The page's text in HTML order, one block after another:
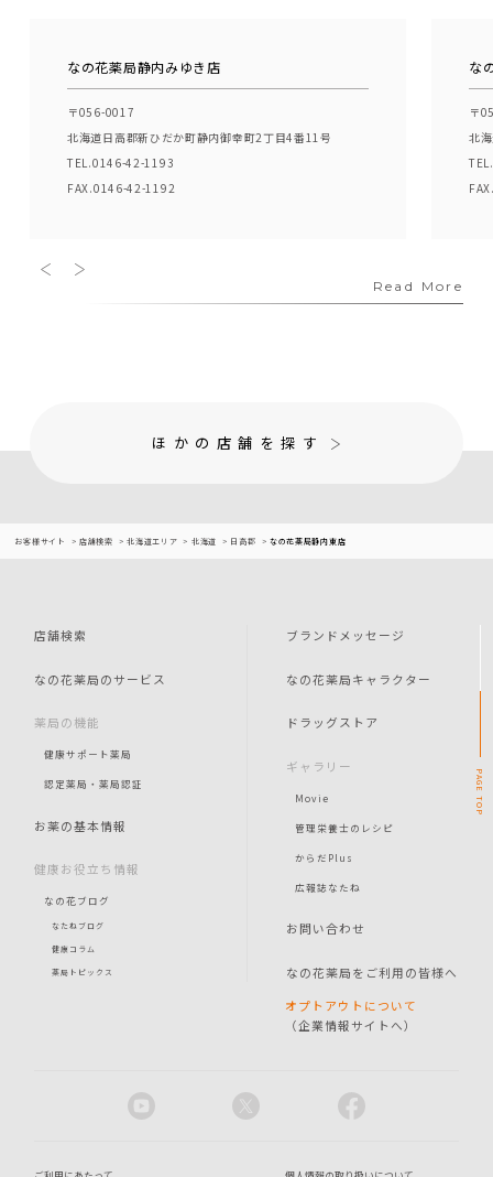
なの花薬局静内みゆき店
〒056-0017
北海道日高郡新ひだか町静内御幸町2丁目4番11号
TEL.0146-42-1193
FAX.0146-42-1192
な
〒
北
Read More
ほかの店舗を探す
お客様サイト 店舗検索 北海道エリア 北海道 日高郡 なの花薬局静内東店
店舗検索
なの花薬局のサービス
薬局の機能
健康サポート薬局
認定薬局・薬局認証
お薬の基本情報
健康お役立ち情報
なの花ブログ
なたねブログ
健康コラム
薬局トピックス
ブランドメッセージ
なの花薬局キャラクター
ドラッグストア
ギャラリー
Movie
管理栄養士のレシピ
からだPlus
広報誌なたね
お問い合わせ
なの花薬局をご利用の皆様へ
オプトアウトについて
（企業情報サイトへ）
PAGE
TOP